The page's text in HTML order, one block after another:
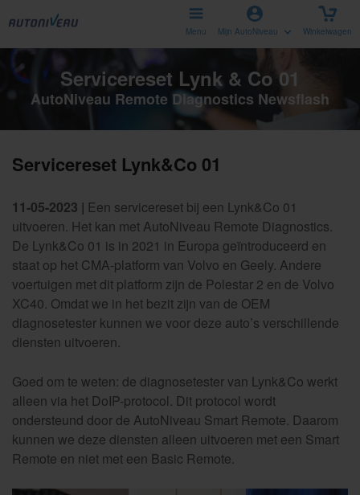
Menu Mijn AutoNiveau Winkelwagen
Servicereset Lynk & Co 01
AutoNiveau Remote Diagnostics Newsflash
Servicereset Lynk&Co 01
11-05-2023 | Een servicereset bij een Lynk&Co 01
uitvoeren. Het kan met AutoNiveau Remote Diagnostics.
De Lynk&Co 01 is in 2021 in Europa geïntroduceerd en
staat op het CMA-platform van Volvo en Geely. Andere
voertuigen met dit platform zijn de Polestar 2 en de Volvo
XC40. Omdat we in het bezit zijn van de OEM
diagnosetester kunnen we voor deze auto’s verschillende
diensten uitvoeren.
Goed om te weten: de diagnosetester van Lynk&Co werkt
alleen via het DoIP-protocol. Dit protocol wordt
ondersteund door de AutoNiveau Smart Remote. Daarom
kunnen we deze diensten alleen uitvoeren met een Smart
Remote en niet met een Basic Remote.